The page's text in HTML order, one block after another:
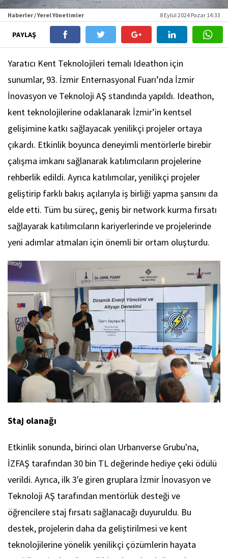
Haberler / Yerel Yönetimler 8 Eylül 2024 Pazar 14:33
PAYLAŞ
Yaratıcı Kent Teknolojileri temalı Ideathon için
sunumlar, 93. İzmir Enternasyonal Fuarı’nda İzmir
İnovasyon ve Teknoloji AŞ standında yapıldı. Ideathon,
kent teknolojilerine odaklanarak İzmir’in kentsel
gelişimine katkı sağlayacak yenilikçi projeler ortaya
çıkardı. Etkinlik boyunca deneyimli mentörlerle birebir
çalışma imkanı sağlanarak katılımcıların projelerine
rehberlik edildi. Ayrıca katılımcılar, yenilikçi projeler
geliştirip farklı bakış açılarıyla iş birliği yapma şansını da
elde etti. Tüm bu süreç, geniş bir network kurma fırsatı
sağlayarak katılımcıların kariyerlerinde ve projelerinde
yeni adımlar atmaları için önemli bir ortam oluşturdu.
Staj olanağı
Etkinlik sonunda, birinci olan Urbanverse Grubu'na,
İZFAŞ tarafından 30 bin TL değerinde hediye çeki ödülü
verildi. Ayrıca, ilk 3'e giren gruplara İzmir İnovasyon ve
Teknoloji AŞ tarafından mentörlük desteği ve
öğrencilere staj fırsatı sağlanacağı duyuruldu. Bu
destek, projelerin daha da geliştirilmesi ve kent
teknolojilerine yönelik yenilikçi çözümlerin hayata